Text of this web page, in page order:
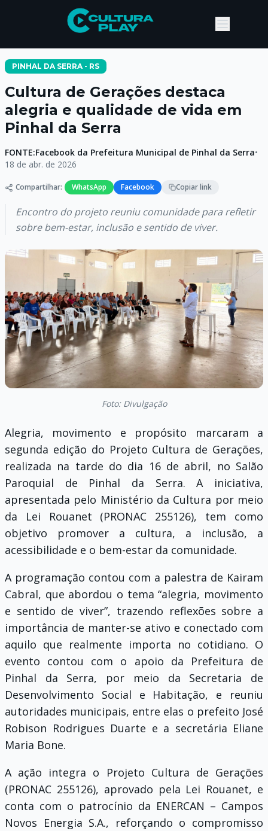
PINHAL DA SERRA - RS
Cultura de Gerações destaca
alegria e qualidade de vida em
Pinhal da Serra
FONTE:Facebook da Prefeitura Municipal de Pinhal da Serra•
18 de abr. de 2026
Compartilhar: WhatsApp Facebook Copiar link
Encontro do projeto reuniu comunidade para refletir
sobre bem-estar, inclusão e sentido de viver.
Foto: Divulgação
Alegria, movimento e propósito marcaram a
segunda edição do Projeto Cultura de Gerações,
realizada na tarde do dia 16 de abril, no Salão
Paroquial de Pinhal da Serra.A iniciativa,
apresentada pelo Ministério da Cultura por meio
da Lei Rouanet (PRONAC 255126), tem como
objetivo promover a cultura, a inclusão, a
acessibilidade e o bem-estar da comunidade.
A programação contou com a palestra de Kairam
Cabral, que abordou o tema “alegria, movimento
e sentido de viver”, trazendo reflexões sobre a
importância de manter-se ativo e conectado com
aquilo que realmente importa no cotidiano. O
evento contou com o apoio da Prefeitura de
Pinhal da Serra, por meio da Secretaria de
Desenvolvimento Social e Habitação, e reuniu
autoridades municipais, entre elas o prefeito José
Robison Rodrigues Duarte e a secretária Eliane
Maria Bone.
A ação integra o Projeto Cultura de Gerações
(PRONAC 255126), aprovado pela Lei Rouanet, e
conta com o patrocínio da ENERCAN – Campos
Novos Energia S.A., reforçando o compromisso